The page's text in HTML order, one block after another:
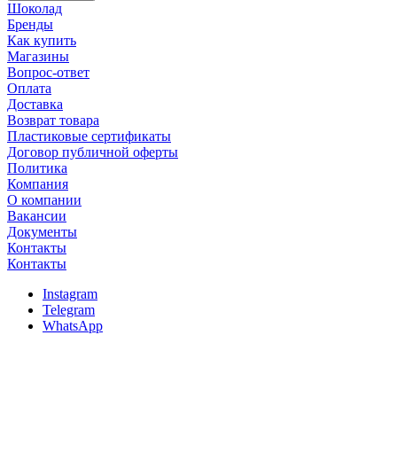
Шоколад
Бренды
Как купить
Магазины
Вопрос-ответ
Оплата
Доставка
Возврат товара
Пластиковые сертификаты
Договор публичной оферты
Политика
Компания
О компании
Вакансии
Документы
Контакты
Контакты
Instagram
Telegram
WhatsApp